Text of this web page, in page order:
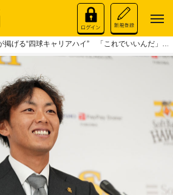
掲げる“四球キャリアハイ” 「これでいいんだ」…